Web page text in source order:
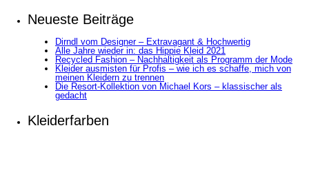
Neueste Beiträge
Dirndl vom Designer – Extravagant & Hochwertig
Alle Jahre wieder in: das Hippie Kleid 2021
Recycled Fashion – Nachhaltigkeit als Programm der Mode
Kleider ausmisten für Profis – wie ich es schaffe, mich von
meinen Kleidern zu trennen
Die Resort-Kollektion von Michael Kors – klassischer als
gedacht
Kleiderfarben